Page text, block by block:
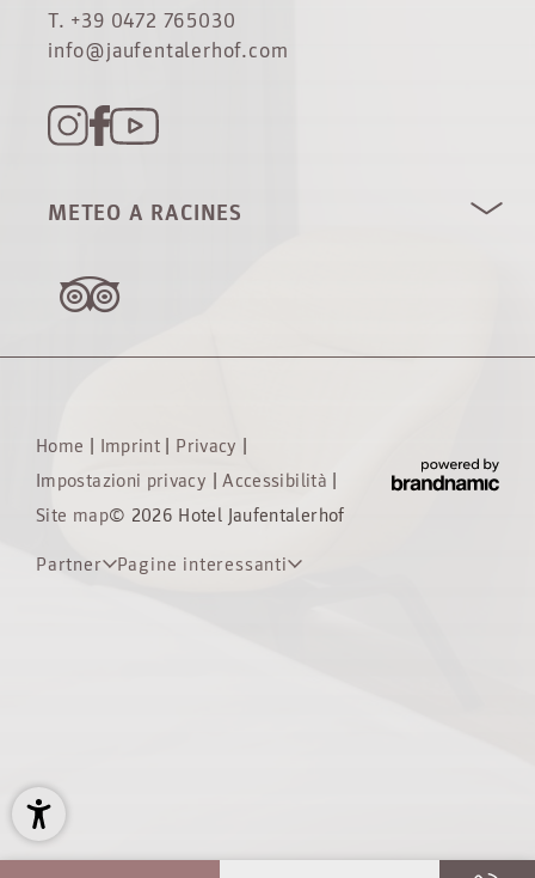
T. +39 0472 765030
info@jaufentalerhof.com
METEO A RACINES
Home | Imprint | Privacy |
Impostazioni privacy |Accessibilità |
Site map© 2026 Hotel Jaufentalerhof
Partner Pagine interessanti